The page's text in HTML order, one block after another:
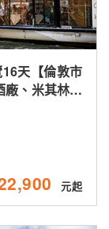
16天【倫敦市
廠、米其林、